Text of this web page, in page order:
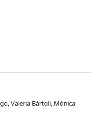
Valeria Bártoli, Mónica